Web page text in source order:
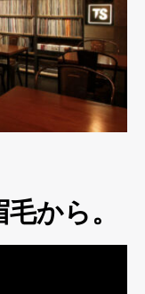
から。